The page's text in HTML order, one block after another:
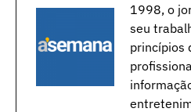
1998, o
seu
princípios